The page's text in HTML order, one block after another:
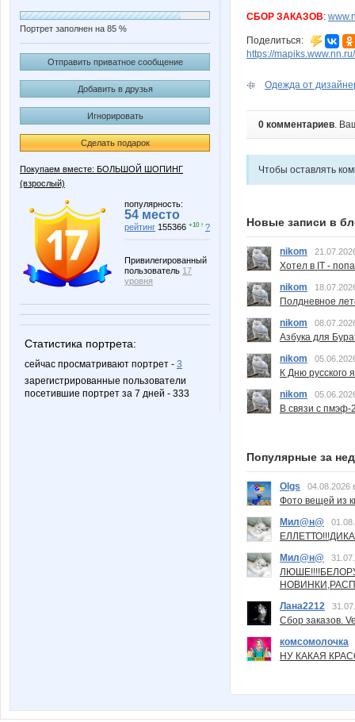
Портрет заполнен на 85 %
Отправить приватное сообщение
Добавить в друзья
Игнорировать
Сделать подарок
Покупаем вместе: БОЛЬШОЙ ШОПИНГ
(взрослый)
популярность:
54 место
рейтинг 155366 +10 ↑ ?
Привилегированный
пользователь 17
уровня
Статистика портрета:
сейчас просматривают портрет - 3
зарегистрированные пользователи
посетившие портрет за 7 дней - 333
СБОР ЗАКАЗОВ:
Поделиться:
https://mapiks.www.nn.ru/
Одежда от
0 комментариев.
Чтобы оставлять
Новые записи в
nikom
Хотел в IT -
nikom
Полдневное
nikom
Азбука для
nikom
К Дню русского
nikom
В связи с пмэф-
Популярные за
Olgs 04.08.2026
Фото вещей из
Мил@н@
Мил@н@
Лана2212
Сбор заказов.
комсомолочка
НУ КАКАЯ